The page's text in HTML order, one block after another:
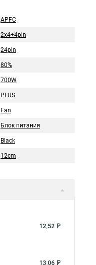
APFC
2x4+4pin
24pin
80%
700W
PLUS
Fan
Блок питания
Black
12cm
12,52 ₽
13,06 ₽